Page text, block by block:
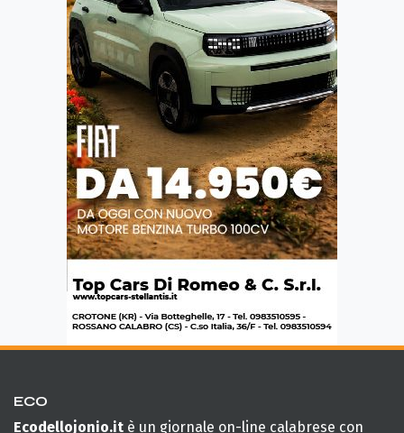
ECO
Ecodellojonio.it è un giornale on-line calabrese con